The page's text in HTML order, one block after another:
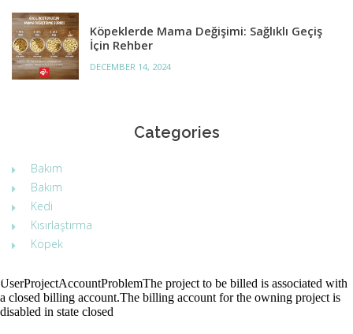
Köpeklerde Mama Değişimi: Sağlıklı Geçiş
İçin Rehber
DECEMBER 14, 2024
Categories
Bakım
Bakım
Kedi
Kısırlaştırma
Köpek